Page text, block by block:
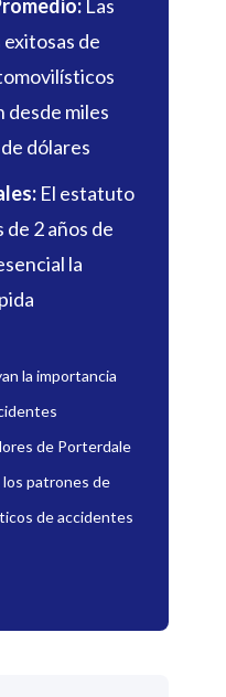
Las
de
desde miles
dólares
El estatuto
2 años de
la
la importancia
de Porterdale
patrones de
de accidentes